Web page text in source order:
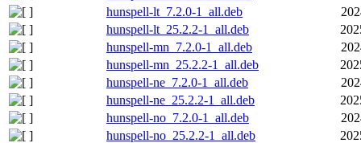
hunspell-lt_7.2.0-1_all.deb
hunspell-lt_25.2.2-1_all.deb
hunspell-mn_7.2.0-1_all.deb
hunspell-mn_25.2.2-1_all.deb
hunspell-ne_7.2.0-1_all.deb
hunspell-ne_25.2.2-1_all.deb
hunspell-no_7.2.0-1_all.deb
hunspell-no_25.2.2-1_all.deb